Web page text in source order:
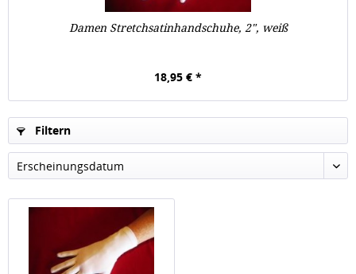
Damen Stretchsatinhandschuhe, 2", weiß
18,95 € *
Filtern